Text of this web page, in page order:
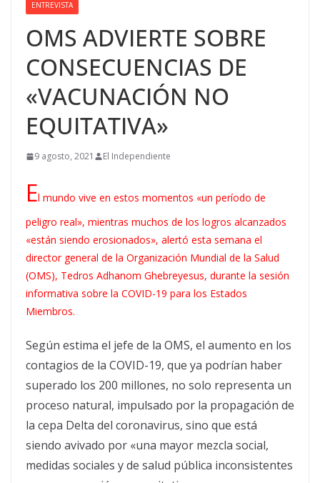
ENTREVISTA
OMS ADVIERTE SOBRE
CONSECUENCIAS DE
«VACUNACIÓN NO
EQUITATIVA»
9 agosto, 2021 El Independiente
El mundo vive en estos momentos «un período de
peligro real», mientras muchos de los logros alcanzados
«están siendo erosionados», alertó esta semana el
director general de la Organización Mundial de la Salud
(OMS), Tedros Adhanom Ghebreyesus, durante la sesión
informativa sobre la COVID-19 para los Estados
Miembros.
Según estima el jefe de la OMS, el aumento en los
contagios de la COVID-19, que ya podrían haber
superado los 200 millones, no solo representa un
proceso natural, impulsado por la propagación de
la cepa Delta del coronavirus, sino que está
siendo avivado por «una mayor mezcla social,
medidas sociales y de salud pública inconsistentes